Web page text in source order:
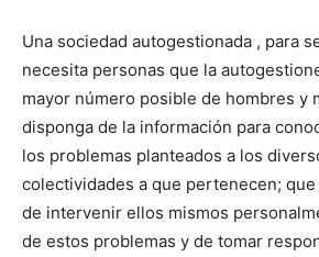
Una sociedad autogestionada , para
necesita personas que la
mayor número posible de hombres y
disponga de la información para
los problemas planteados a los
colectividades a que pertenecen;
de intervenir ellos mismos
de estos problemas y de tomar